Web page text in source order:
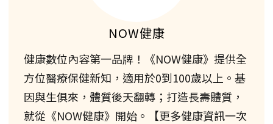
NOW健康
健康數位內容第一品牌！《NOW健康》提供全
方位醫療保健新知，適用於0到100歲以上。基
因與生俱來，體質後天翻轉；打造長壽體質，
就從《NOW健康》開始。【更多健康資訊一次